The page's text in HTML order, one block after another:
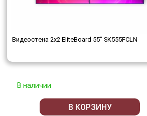
Видеостена 2x2 EliteBoard 55" SK555FCLN
В наличии
В КОРЗИНУ